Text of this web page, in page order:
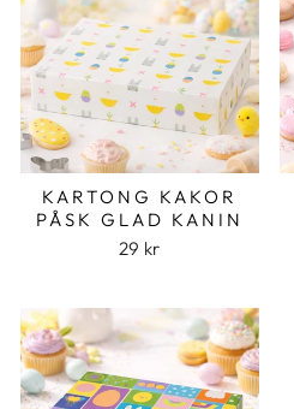
KARTONG KAKOR
PÅSK GLAD KANIN
29 kr